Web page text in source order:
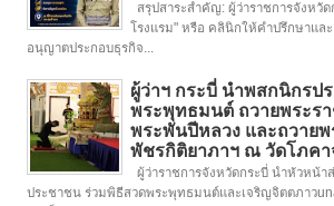
สรุปสาระสำคัญ: ผู้ว่าราชการจังหวั
โรงแรม" หรือ คลินิกให้คำปรึกษาแล
อนุญาตประกอบธุรกิจ...
ผู้ว่าฯ กระบี่ นำพสกนิกรป
พระพุทธมนต์ ถวายพระร
พระพันปีหลวง และถวายพ
พัชรกิติยาภาฯ ณ วัดโภค
ผู้ว่าราชการจังหวัดกระบี่ นำหัวหน้า
ประชาชน ร่วมพิธีสวดพระพุทธมนต์และเจริญจิตตภาว